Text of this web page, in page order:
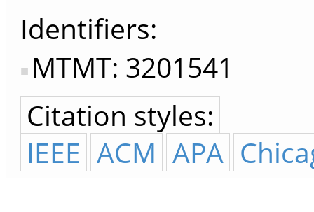
Identifiers
MTMT: 3201541
Citation styles:
IEEE ACM APA